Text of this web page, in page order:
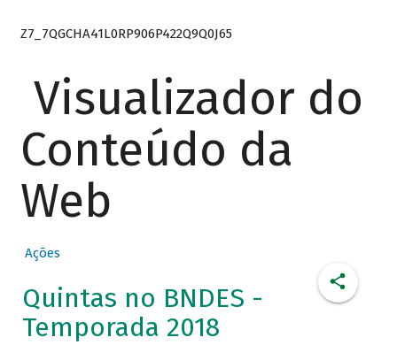
Z7_7QGCHA41L0RP906P422Q9Q0J65
Visualizador do
Conteúdo da
Web
Ações
Quintas no BNDES -
Temporada 2018